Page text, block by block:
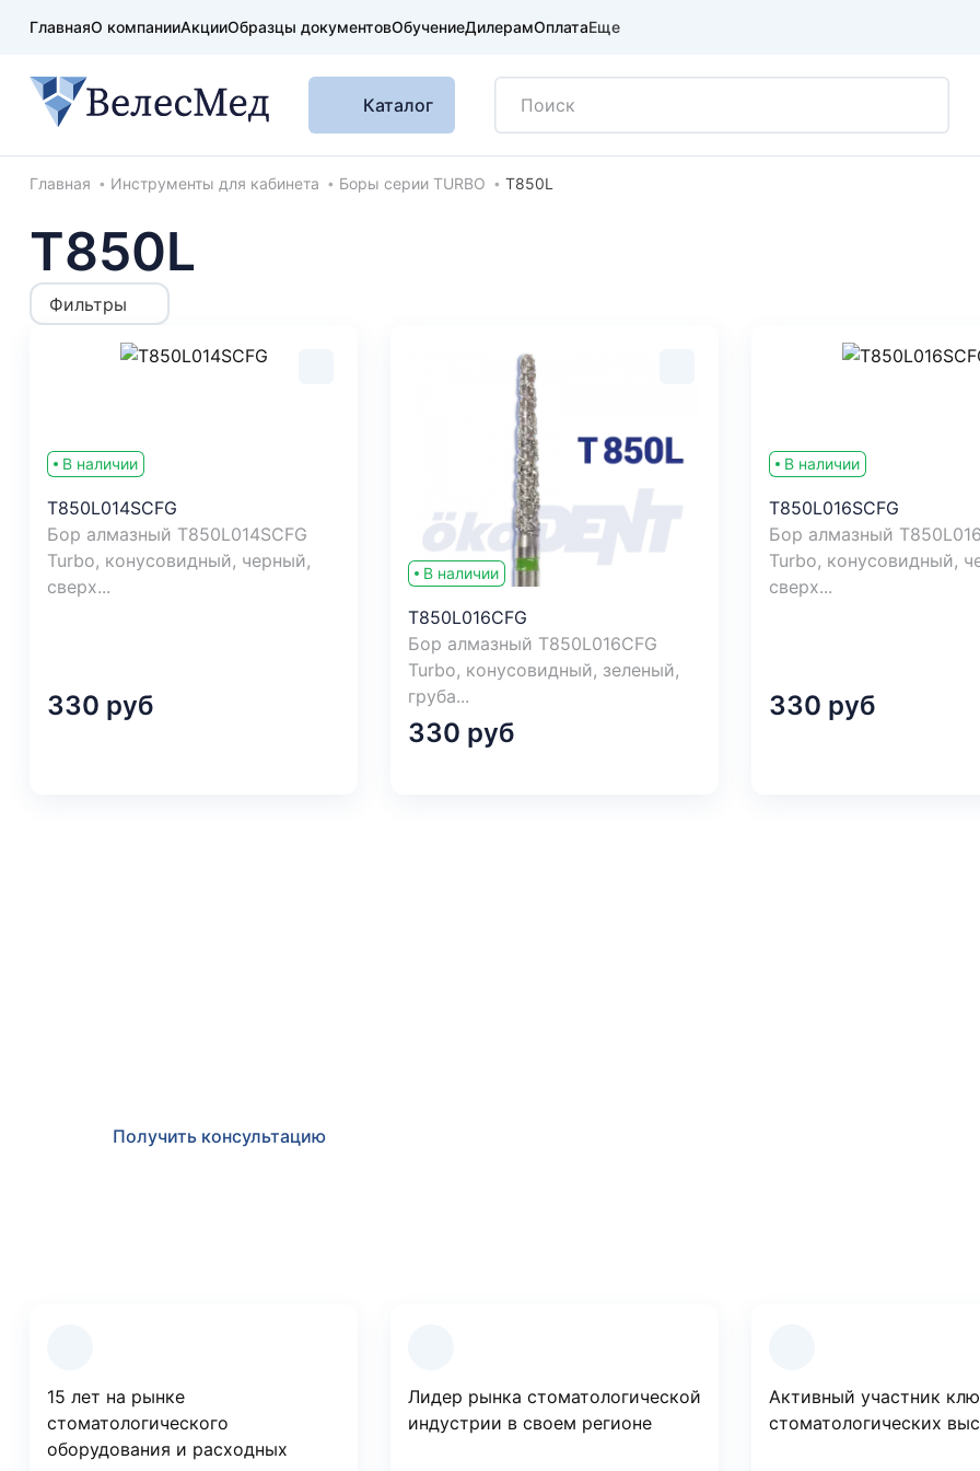
ГлавнаяО компанииАкцииОбразцы документовОбучениеДилерамОплатаЕще
Каталог
Хлебные крошки
Главная Инструменты для кабинета Боры серии TURBO T850L
T850L
Фильтры
В наличии
T850L014SCFG
Бор алмазный T850L014SCFG
Turbo, конусовидный, черный,
сверх...
330 руб
В наличии
T850L016CFG
Бор алмазный T850L016CFG
Turbo, конусовидный, зеленый,
груба...
330 руб
В наличии
T850L016SCFG
Бор алмазный
Turbo, конусовидный,
сверх...
330 руб
Получить консультацию
15 лет на рынке
стоматологического
оборудования и расходных
Лидер рынка стоматологической
индустрии в своем регионе
Активный участник
стоматологических